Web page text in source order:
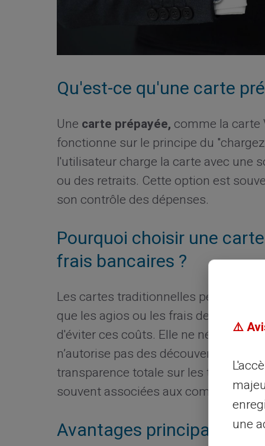
Qu'est-ce qu'une carte
Une carte prépayée,comme la carte
fonctionne sur le principe du
l'utilisateur charge la carte avec une
ou des retraits. Cette option est
son contrôle des dépenses.
Pourquoi choisir une
frais bancaires ?
Les cartes traditionnelles peuvent
que les agios ou les frais de tenue de
d'éviter ces coûts. Elle ne nécessite
n’autorise pas des découverts. Les
transparence totale sur les
souvent associées aux comptes
Avantages principaux de
⚠️
une